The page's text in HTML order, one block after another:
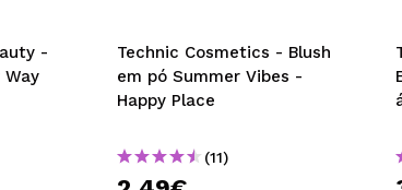
-
Technic Cosmetics - Blush
em pó Summer Vibes -
Happy Place
(11)